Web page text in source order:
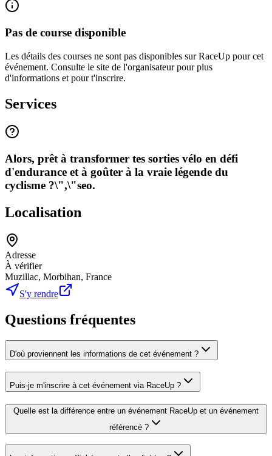
Pas de course disponible
Les détails des courses ne sont pas disponibles sur RaceUp pour cet
événement. Consulte le site de l'organisateur pour plus
d'informations et pour t'inscrire.
Services
Alors, prêt à transformer tes sorties vélo en défi
d'endurance et à goûter à la vraie légende du
cyclisme ?\",\"seo.
Localisation
Adresse
À vérifier
Muzillac, Morbihan, France
S'y rendre
Questions fréquentes
D'où proviennent les informations de cet événement ?
Puis-je m'inscrire à cet événement via RaceUp ?
Quelle est la différence entre un événement RaceUp et un événement
référencé ?